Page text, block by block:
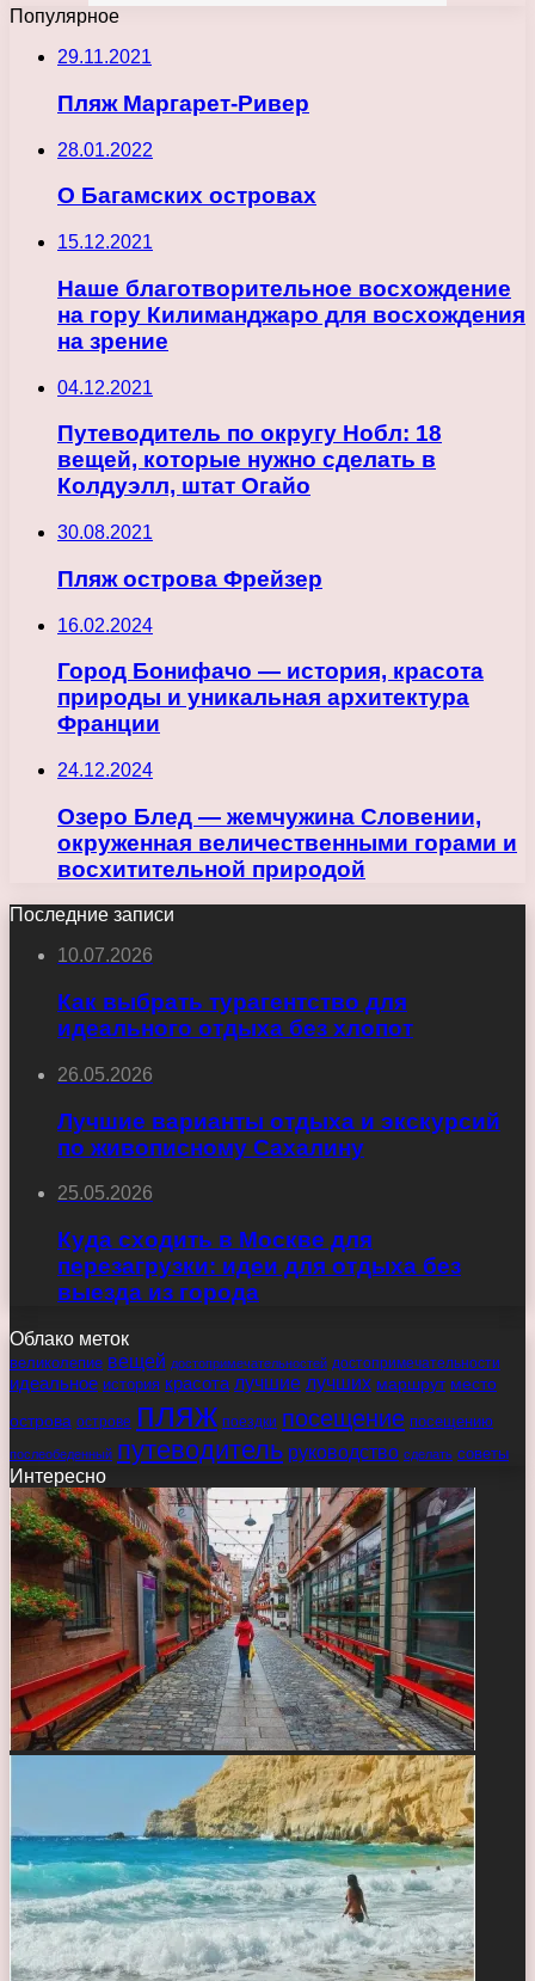
Популярное
29.11.2021
Пляж Маргарет-Ривер
28.01.2022
О Багамских островах
15.12.2021
Наше благотворительное восхождение
на гору Килиманджаро для восхождения
на зрение
04.12.2021
Путеводитель по округу Нобл: 18
вещей, которые нужно сделать в
Колдуэлл, штат Огайо
30.08.2021
Пляж острова Фрейзер
16.02.2024
Город Бонифачо — история, красота
природы и уникальная архитектура
Франции
24.12.2024
Озеро Блед — жемчужина Словении,
окруженная величественными горами и
восхитительной природой
Последние записи
10.07.2026
Как выбрать турагентство для
идеального отдыха без хлопот
26.05.2026
Лучшие варианты отдыха и экскурсий
по живописному Сахалину
25.05.2026
Куда сходить в Москве для
перезагрузки: идеи для отдыха без
выезда из города
Облако меток
великолепие вещей достопримечательностей достопримечательности
идеальное история красота лучшие лучших маршрут место
острова острове пляж поездки посещение посещению
послеобеденный путеводитель руководство сделать советы
Интересно